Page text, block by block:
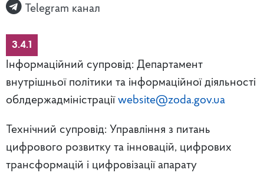
Telegram канал
3.4.1
Інформаційний супровід: Департамент
внутрішньої політики та інформаційної діяльності
облдержадміністрації website@zoda.gov.ua
Технічний супровід: Управління з питань
цифрового розвитку та інновацій, цифрових
трансформацій і цифровізації апарату